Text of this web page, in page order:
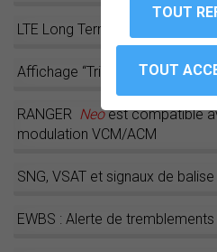
LTE Long Term Evolution
Affichage “Triple fenêtre”
RANGER Neoest compatible
modulation VCM/ACM
SNG, VSAT et signaux de balise
EWBS : Alerte de